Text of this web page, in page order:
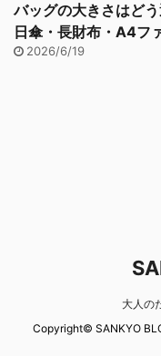
バッグの大きさはど
日傘・長財布・A4フ
2026/6/19
大人の
Copyright© SANKYO